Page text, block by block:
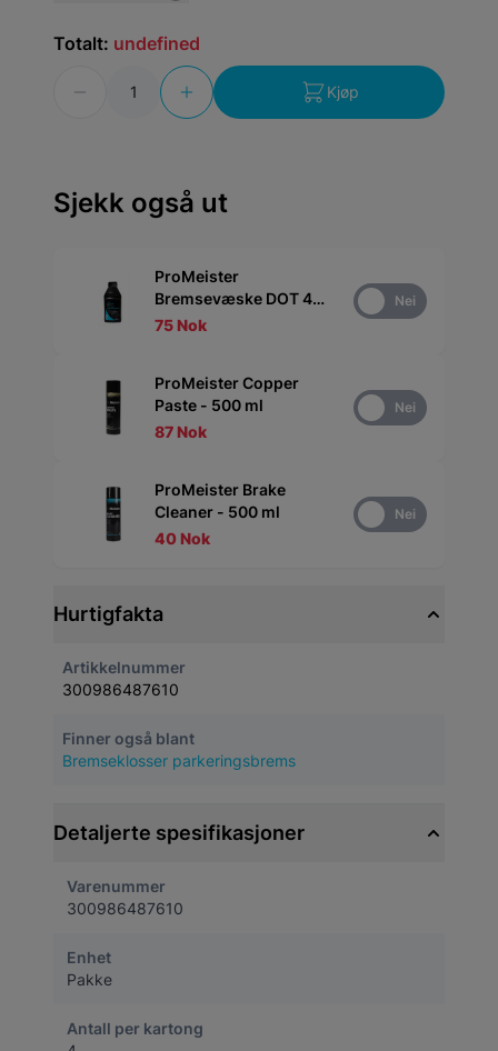
Totalt: undefined
Kjøp
Sjekk også ut
ProMeister
Bremsevæske DOT 4
ESP - 0.5 l
75 Nok
Nei
ProMeister Copper
Paste - 500 ml
87 Nok
Nei
ProMeister Brake
Cleaner - 500 ml
40 Nok
Nei
Hurtigfakta
Artikkelnummer
300986487610
Finner også blant
Bremseklosser parkeringsbrems
Detaljerte spesifikasjoner
Varenummer
300986487610
Enhet
Pakke
Antall per kartong